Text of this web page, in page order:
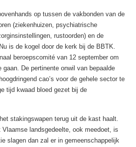
op tussen de vakbonden van de
(ziekenhuizen, psychiatrische
rustoorden) en de
is de kogel door de kerk bij de BBTK.
beroepscomité van 12 september om
De pertinente onwil van bepaalde
cao’s voor de gehele sector te
tijd kwaad bloed gezet bij de
stakingswapen terug uit de kast haalt.
landsgedeelte, ook meedoet, is
slagen dan zal er in gemeenschappelijk